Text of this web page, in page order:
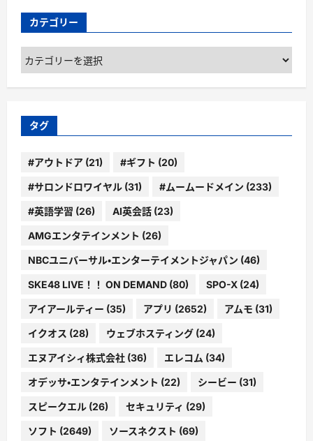
カテゴリー
カ
テ
ゴ
ー
タグ
#アウトドア (21) #ギフト (20)
#サロンドロワイヤル (31) #ムームードメイン (233)
#英語学習 (26) AI英会話 (23)
AMGエンタテインメント (26)
NBCユニバーサル・エンターテイメントジャパン (46)
SKE48 LIVE！！ ON DEMAND (80) SPO-X (24)
アイアールティー (35) アプリ (2652) アムモ (31)
イクオス (28) ウェブホスティング (24)
エヌアイシィ株式会社 (36) エレコム (34)
オデッサ・エンタテインメント (22) シービー (31)
スピークエル (26) セキュリティ (29)
ソフト (2649) ソースネクスト (69)